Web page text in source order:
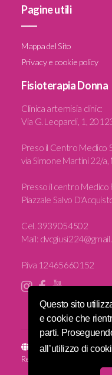
Questo sito
e cookie che
parti.
all’utilizzo di
Pagine utili
Mappa del Sito
Privacy e cookie policy
Fisioterapia Donna
Clinica artemisia clinic:
Via G. Leopardi, 1,
Preso il Centro Medico
via Simone Martini 22/a,
Presso il centro Medico
Piazzale Salvo
Cel. 3939054502
Mail:
P.iva 12465660152
Sito e posizionamento
Revolution.
© 2016 Fisioterapia